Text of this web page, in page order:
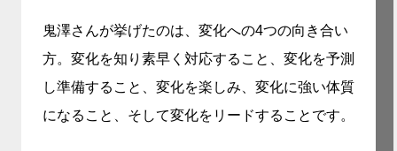
鬼澤さんが挙げたのは、変化への4つの向き合い
方。変化を知り素早く対応すること、変化を予測
し準備すること、変化を楽しみ、変化に強い体質
になること、そして変化をリードすることです。